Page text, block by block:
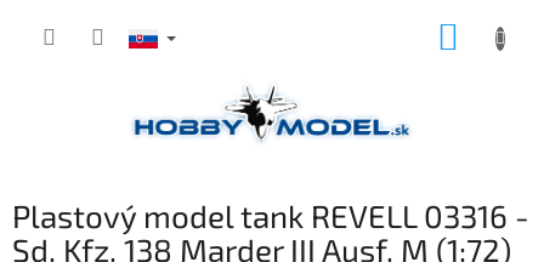
Plastový model tank REVELL 03316 -
Sd. Kfz. 138 Marder III Ausf. M (1:72)